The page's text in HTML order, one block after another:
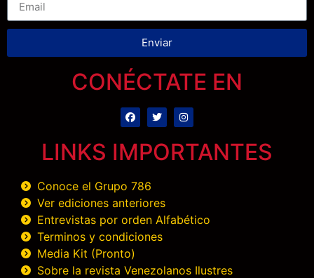
Enviar
CONÉCTATE EN
LINKS IMPORTANTES
Conoce el Grupo 786
Ver ediciones anteriores
Entrevistas por orden Alfabético
Terminos y condiciones
Media Kit (Pronto)
Sobre la revista Venezolanos Ilustres